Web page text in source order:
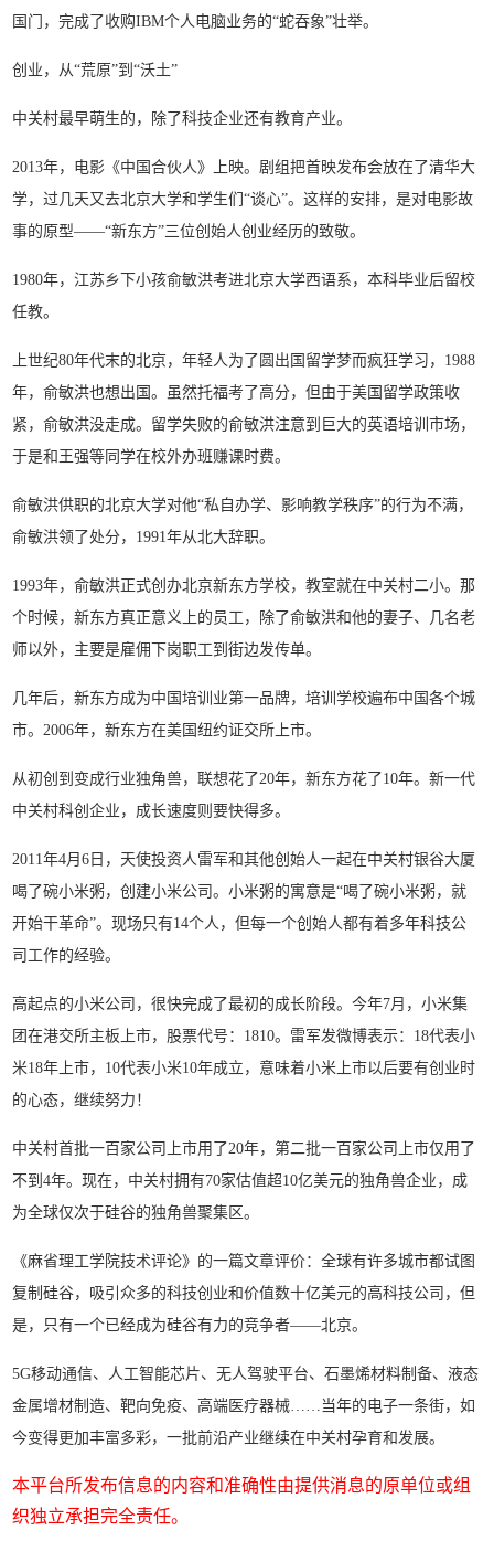
国门，完成了收购IBM个人电脑业务的“蛇吞象”壮举。
创业，从“荒原”到“沃土”
中关村最早萌生的，除了科技企业还有教育产业。
2013年，电影《中国合伙人》上映。剧组把首映发布会放在了清华大
学，过几天又去北京大学和学生们“谈心”。这样的安排，是对电影故
事的原型——“新东方”三位创始人创业经历的致敬。
1980年，江苏乡下小孩俞敏洪考进北京大学西语系，本科毕业后留校
任教。
上世纪80年代末的北京，年轻人为了圆出国留学梦而疯狂学习，1988
年，俞敏洪也想出国。虽然托福考了高分，但由于美国留学政策收
紧，俞敏洪没走成。留学失败的俞敏洪注意到巨大的英语培训市场，
于是和王强等同学在校外办班赚课时费。
俞敏洪供职的北京大学对他“私自办学、影响教学秩序”的行为不满，
俞敏洪领了处分，1991年从北大辞职。
1993年，俞敏洪正式创办北京新东方学校，教室就在中关村二小。那
个时候，新东方真正意义上的员工，除了俞敏洪和他的妻子、几名老
师以外，主要是雇佣下岗职工到街边发传单。
几年后，新东方成为中国培训业第一品牌，培训学校遍布中国各个城
市。2006年，新东方在美国纽约证交所上市。
从初创到变成行业独角兽，联想花了20年，新东方花了10年。新一代
中关村科创企业，成长速度则要快得多。
2011年4月6日，天使投资人雷军和其他创始人一起在中关村银谷大厦
喝了碗小米粥，创建小米公司。小米粥的寓意是“喝了碗小米粥，就
开始干革命”。现场只有14个人，但每一个创始人都有着多年科技公
司工作的经验。
高起点的小米公司，很快完成了最初的成长阶段。今年7月，小米集
团在港交所主板上市，股票代号：1810。雷军发微博表示：18代表小
米18年上市，10代表小米10年成立，意味着小米上市以后要有创业时
的心态，继续努力！
中关村首批一百家公司上市用了20年，第二批一百家公司上市仅用了
不到4年。现在，中关村拥有70家估值超10亿美元的独角兽企业，成
为全球仅次于硅谷的独角兽聚集区。
《麻省理工学院技术评论》的一篇文章评价：全球有许多城市都试图
复制硅谷，吸引众多的科技创业和价值数十亿美元的高科技公司，但
是，只有一个已经成为硅谷有力的竞争者——北京。
5G移动通信、人工智能芯片、无人驾驶平台、石墨烯材料制备、液态
金属增材制造、靶向免疫、高端医疗器械……当年的电子一条街，如
今变得更加丰富多彩，一批前沿产业继续在中关村孕育和发展。
本平台所发布信息的内容和准确性由提供消息的原单位或组
织独立承担完全责任。